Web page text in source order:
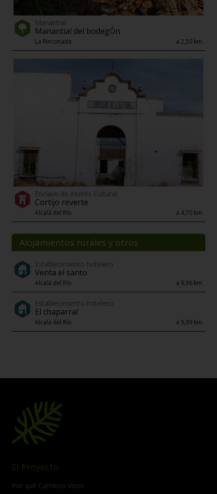
Manantial
Manantial del bodegÓn
La Rinconada a 2,50 km.
Enclave de interés Cultural
Cortijo reverte
Alcalá del Río a 4,70 km.
Alojamientos rurales y otros
Establecimiento hotelero
Venta el santo
Alcalá del Río a 9,36 km.
Establecimiento hotelero
El chaparral
Alcalá del Río a 9,39 km.
El Proyecto
Por qué Caminos Vivos